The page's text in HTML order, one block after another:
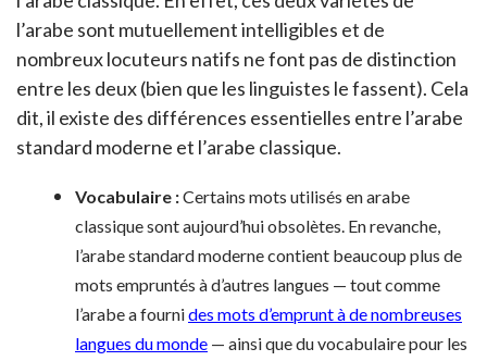
l’arabe sont mutuellement intelligibles et de
nombreux locuteurs natifs ne font pas de distinction
entre les deux (bien que les linguistes le fassent). Cela
dit, il existe des différences essentielles entre l’arabe
standard moderne et l’arabe classique.
Vocabulaire :Certains mots utilisés en arabe
classique sont aujourd’hui obsolètes. En revanche,
l’arabe standard moderne contient beaucoup plus de
mots empruntés à d’autres langues — tout comme
l’arabe a fournides mots d’emprunt à de nombreuses
langues du monde — ainsi que du vocabulaire pour les